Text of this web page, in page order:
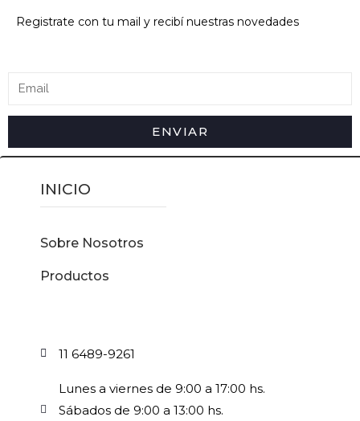
Registrate con tu mail y recibí nuestras novedades
ENVIAR
INICIO
Sobre Nosotros
Productos
11 6489-9261
Lunes a viernes de 9:00 a 17:00 hs.
Sábados de 9:00 a 13:00 hs.